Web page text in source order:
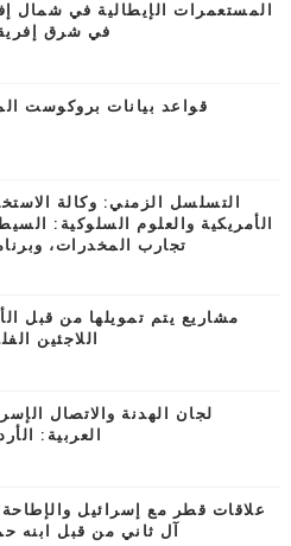
المستعمرات الإيطالية في شمال
في شرق إفريقيا 1930-
قواعد بيانات بروكوست
التسلسل الزمني: وكالة
الأمريكية والعلوم السلوكية:
تجارب المخدرات،
مشاريع يتم تمويلها من قبل
اللاجئين
لجان الهدنة والاتصال
العربية: الأردن 1963-
علاقات قطر مع إسرائيل
آل ثاني من قبل ابنه حمد 1995-